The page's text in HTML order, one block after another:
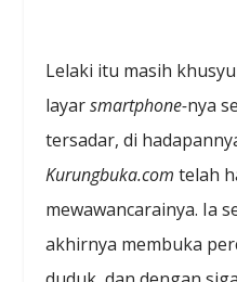
Lelaki itu masih
layarsmartphone-nya
tersadar, di
Kurungbuka.com telah
mewawancarainya. Ia
akhirnya membuka